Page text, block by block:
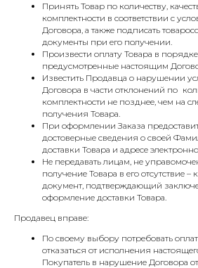
Принять Товар по количеству,
комплектности в соответствии с
Договора, а также подписать
документы при его получении.
Произвести оплату Товара в
предусмотренные настоящим
Известить Продавца о нарушении
Договора в части отклонений по
комплектности не позднее, чем на
получения Товара.
При оформлении Заказа
достоверные сведения о своей
доставки Товара и адресе
Не передавать лицам, не
получение Товара в его отсутствие
документ, подтверждающий
оформление доставки Товара.
Продавец вправе:
По своему выбору потребовать
отказаться от исполнения
Покупатель в нарушение Договора